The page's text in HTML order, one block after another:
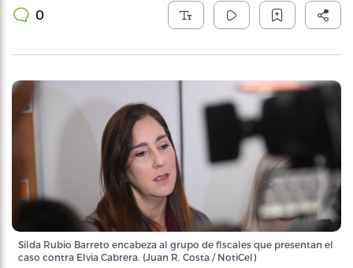
0
Silda Rubio Barreto encabeza al grupo de fiscales que presentan el
caso contra Elvia Cabrera. (Juan R. Costa / NotiCel)